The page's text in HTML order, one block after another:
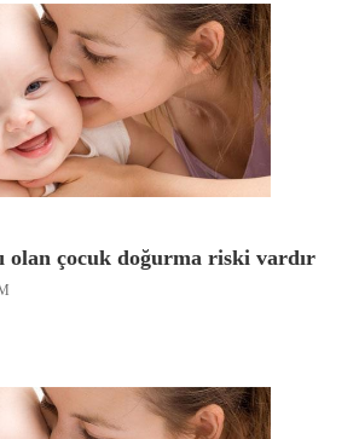
olan çocuk doğurma riski vardır